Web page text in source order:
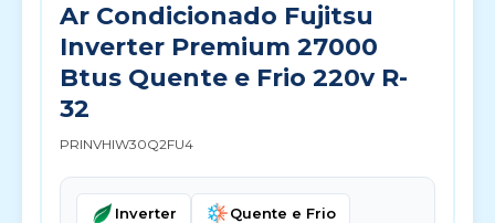
Ar Condicionado Fujitsu
Inverter Premium 27000
Btus Quente e Frio 220v R-
32
PRINVHIW30Q2FU4
Inverter Quente e Frio